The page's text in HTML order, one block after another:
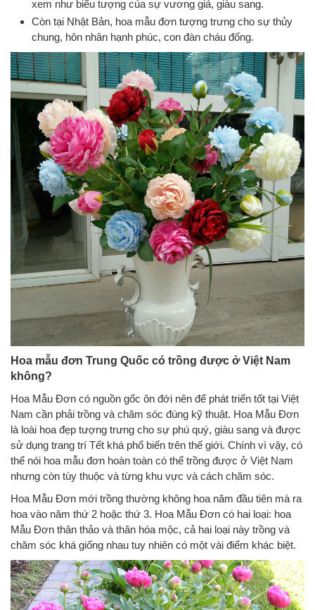
xem như biểu tượng của sự vương giả, giàu sang.
Còn tại Nhật Bản, hoa mẫu đơn tượng trưng cho sự thủy
chung, hôn nhân hạnh phúc, con đàn cháu đống.
Hoa mẫu đơn Trung Quốc có trồng được ở Việt Nam
không?
Hoa Mẫu Đơn có nguồn gốc ôn đới nên để phát triển tốt tại Việt
Nam cần phải trồng và chăm sóc đúng kỹ thuật. Hoa Mẫu Đơn
là loài hoa đẹp tượng trưng cho sự phú quý, giàu sang và được
sử dụng trang trí Tết khá phổ biến trên thế giới. Chính vì vậy, có
thể nói hoa mẫu đơn hoàn toàn có thể trồng được ở Việt Nam
nhưng còn tùy thuộc và từng khu vực và cách chăm sóc.
Hoa Mẫu Đơn mới trồng thường không hoa năm đầu tiên mà ra
hoa vào năm thứ 2 hoặc thứ 3. Hoa Mẫu Đơn có hai loại: hoa
Mẫu Đơn thân thảo và thân hóa mộc, cả hai loại này trồng và
chăm sóc khá giống nhau tuy nhiên có một vài điểm khác biệt.